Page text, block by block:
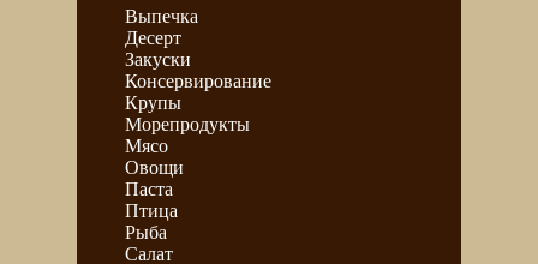
Выпечка
Десерт
Закуски
Консервирование
Крупы
Морепродукты
Мясо
Овощи
Паста
Птица
Рыба
Салат